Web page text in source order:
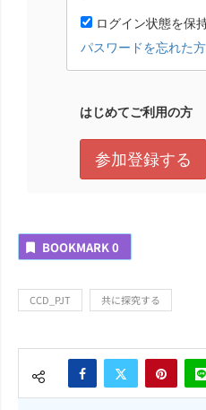
BOOKMARK0
CCD_PJT 共に探究する